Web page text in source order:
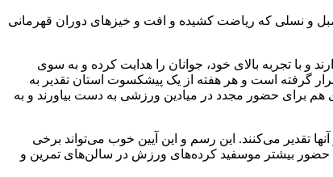
و نسلی که ریاضت کشیده و افت و خیزهای دوران قهرمانی
و با تجربه بالای خود، جوانان را هدایت کرده و به سوی
گرفته است و هر هفته از یک پیشکسوت استان تقدیر به
هم برای حضور مجدد در میادین ورزشی به دست بیاورند و به
تقدیر می‌کنند. این رسم و این آیین خوب می‌تواند برخی
حضور بیشتر موسفید کرده‌های ورزش در سالن‌های تمرین و